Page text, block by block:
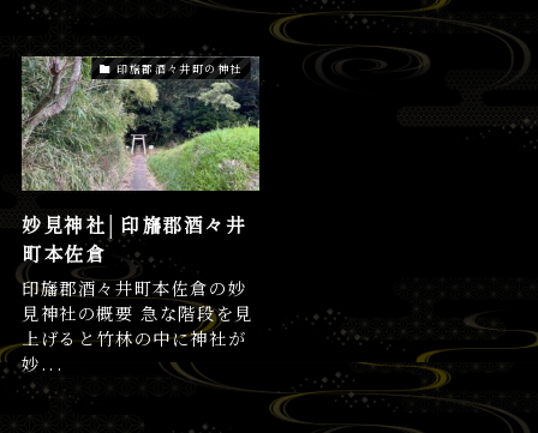
印旛郡酒々井町の神社
妙見神社│印旛郡酒々井
町本佐倉
印旛郡酒々井町本佐倉の妙
見神社の概要 急な階段を見
上げると竹林の中に神社が
妙...